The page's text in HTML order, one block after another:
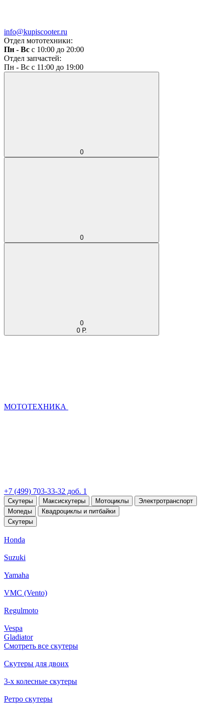
info@kupiscooter.ru
Отдел мототехники:
Пн - Вс с 10:00 до 20:00
Отдел запчастей:
Пн - Вс с 11:00 до 19:00
0
0
0
0 Р.
МОТОТЕХНИКА
+7 (499) 703-33-32 доб. 1
Скутеры Максискутеры Мотоциклы
Электротранспорт
Мопеды
Квадроциклы и питбайки
Скутеры
Honda
Suzuki
Yamaha
VMC (Vento)
Regulmoto
Vespa
Gladiator
Смотреть все скутеры
Скутеры для двоих
3-х колесные скутеры
Ретро скутеры